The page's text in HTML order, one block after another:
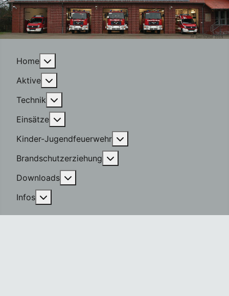
Home
Aktive
Technik
Einsätze
Kinder-Jugendfeuerwehr
Brandschutzerziehung
Downloads
Infos